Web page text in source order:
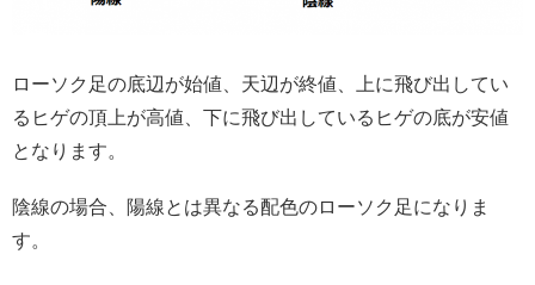
ローソク足の底辺が始値、天辺が終値、上に飛び出してい
るヒゲの頂上が高値、下に飛び出しているヒゲの底が安値
となります。
陰線の場合、陽線とは異なる配色のローソク足になりま
す。